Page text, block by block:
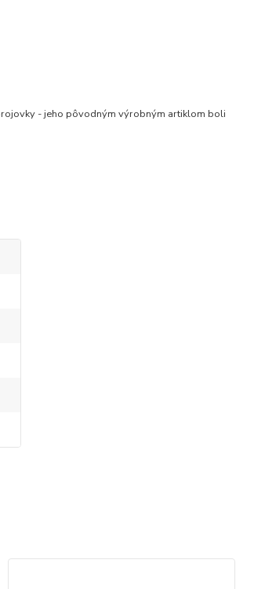
- jeho pôvodným výrobným artiklom boli